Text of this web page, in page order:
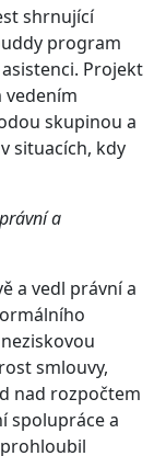
shrnující
program
Projekt
skupinou a
situacích, kdy
a
a vedl právní a
smlouvy,
nad rozpočtem
spolupráce a